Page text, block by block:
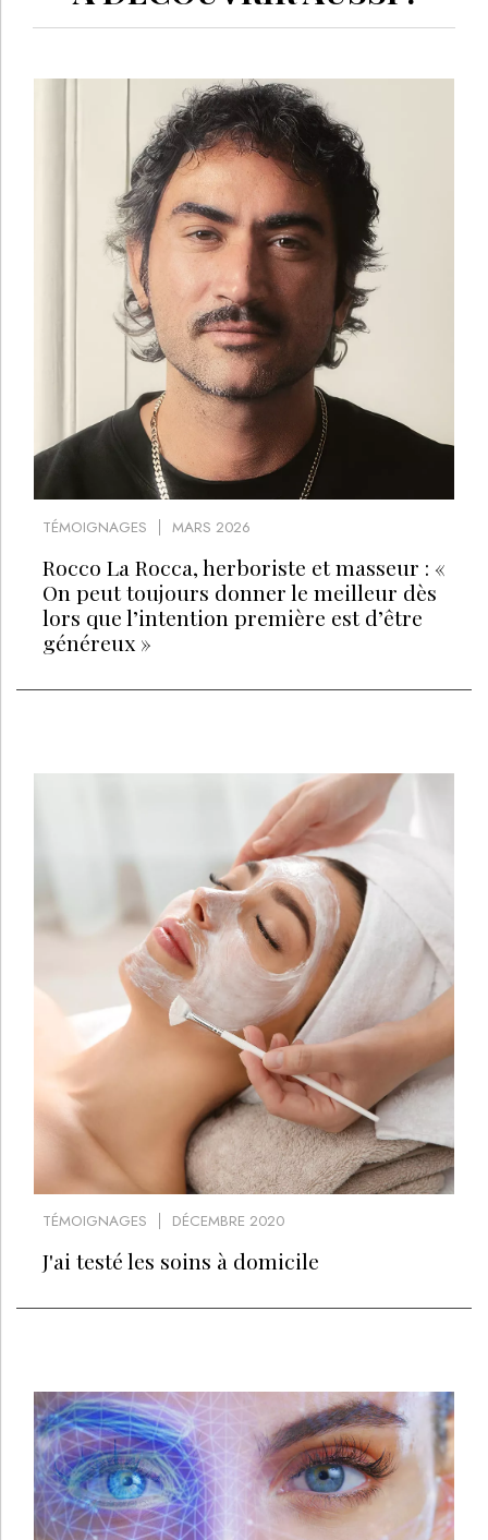
TÉMOIGNAGES MARS 2026
Rocco La Rocca, herboriste et masseur : «
On peut toujours donner le meilleur dès
lors que l’intention première est d’être
généreux »
TÉMOIGNAGES DÉCEMBRE 2020
J'ai testé les soins à domicile